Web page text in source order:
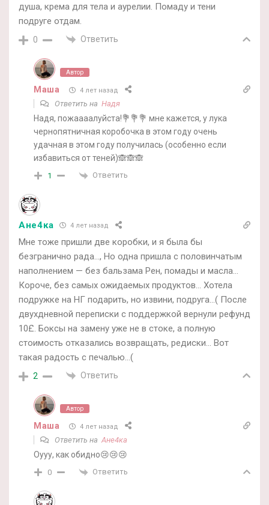
душа, крема для тела и аурелии. Помаду и тени
подруге отдам.
0 Ответить
Автор
Маша 4 лет назад
Ответить на Надя
Надя, пожаааалуйста!💐💐💐 мне кажется, у лука
чернопятничная коробочка в этом году очень
удачная в этом году получилась (особенно если
избавиться от теней)🙈🙈🙈
1 Ответить
Ане4ка 4 лет назад
Мне тоже пришли две коробки, и я была бы
безгранично рада…, Но одна пришла с половинчатым
наполнением — без бальзама Рен, помады и масла…
Короче, без самых ожидаемых продуктов… Хотела
подружке на НГ подарить, но извини, подруга…( После
двухдневной переписки с поддержкой вернули рефунд
10£. Боксы на замену уже не в стоке, а полную
стоимость отказались возвращать, редиски… Вот
такая радость с печалью…(
2 Ответить
Автор
Маша 4 лет назад
Ответить наАне4ка
Оууу, как обидно😢😢😢
0 Ответить